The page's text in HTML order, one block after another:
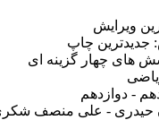
ویرایش
جدیدترین چاپ
های چهار گزینه ای
- دوازدهم
حیدری - علی منصف